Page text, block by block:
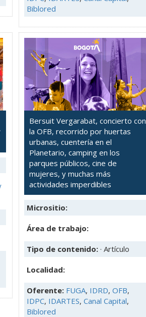
Biblored
Bersuit Vergarabat, concierto con
la OFB, recorrido por huertas
urbanas, cuentería en el
Planetario, camping en los
parques públicos, cine de
mujeres, y muchas más
actividades imperdibles
Micrositio:
Área de trabajo:
Tipo de contenido: · Artículo
Localidad:
Oferente: FUGA, IDRD, OFB,
IDPC, IDARTES, Canal Capital,
Biblored